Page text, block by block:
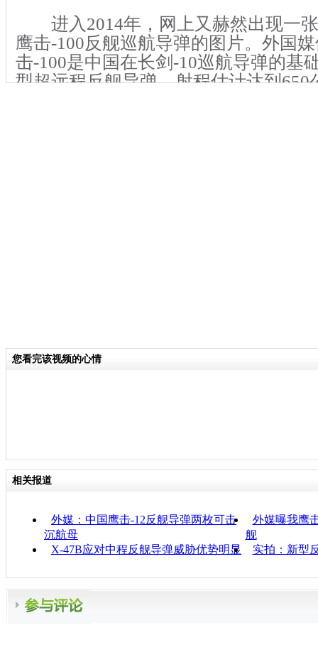
进入2014年，网上又赫然出现一张
鹰击-100反舰巡航导弹的图片。外国
击-100是中国在长剑-10巡航导弹的基
型超远程反舰导弹，射程估计达到650
您看完该视频的心情
相关报道
外媒：中国鹰击-12反舰导弹两枚可击
沉航母
外媒曝我鹰
舰
X-47B应对中程反舰导弹威胁优势明显
实拍：新型